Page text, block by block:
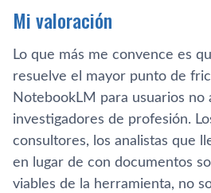
Mi valoración
Lo que más me convence es
resuelve el mayor punto de
NotebookLM para usuarios no
investigadores de profesión.
consultores, los analistas que
en lugar de con documentos
viables de la herramienta, no